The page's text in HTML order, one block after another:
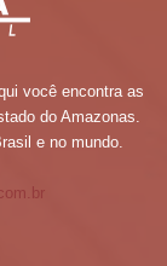
você encontra as
do Amazonas.
e no mundo.